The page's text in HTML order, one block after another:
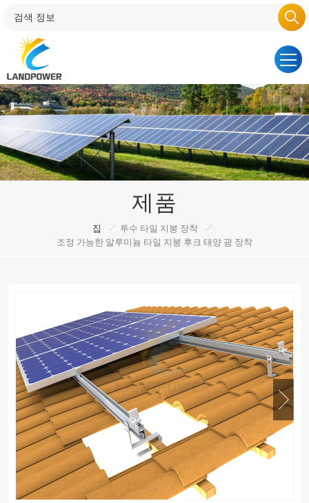
제품
집 / 투수 타일 지붕 장착
/
조정 가능한 알루미늄 타일 지붕 후크 태양 광 장착